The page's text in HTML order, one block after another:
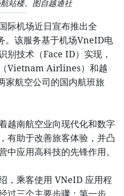
站楼。图自越通社
机场近日宣布推出全
。该服务基于机场VneID电
别技术（Face ID）实现，
Vietnam Airlines）和越
航空公司的国内航班旅
越南航空业向现代化和数字
有助于改善旅客体验，并凸
中应用高科技的先锋作用。
，乘客使用 VNeID 应用程
过三个主要步骤：第一步，